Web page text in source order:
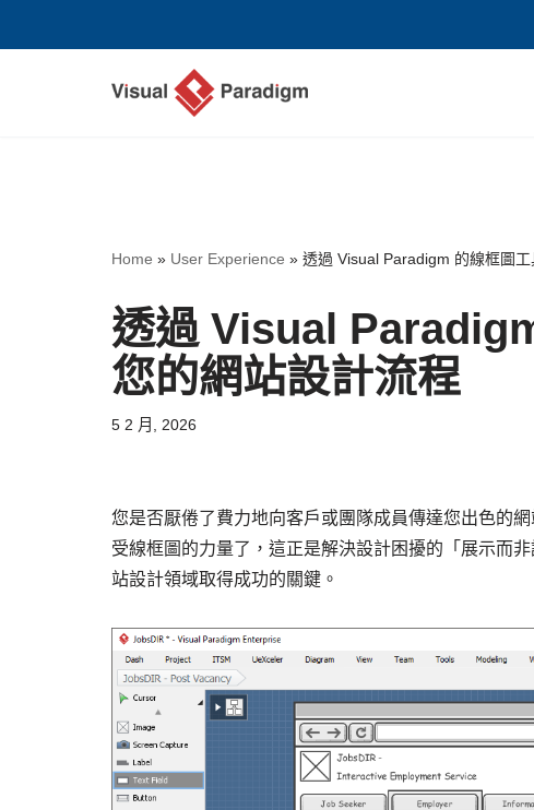
Home » User Experience » 透過 Visual Paradigm 的線框圖
透過 Visual
您的網站設計流程
5 2 月, 2026
您是否厭倦了費力地向客戶或團隊成員傳達您出色的
受線框圖的力量了，這正是解決設計困擾的「展示而
站設計領域取得成功的關鍵。